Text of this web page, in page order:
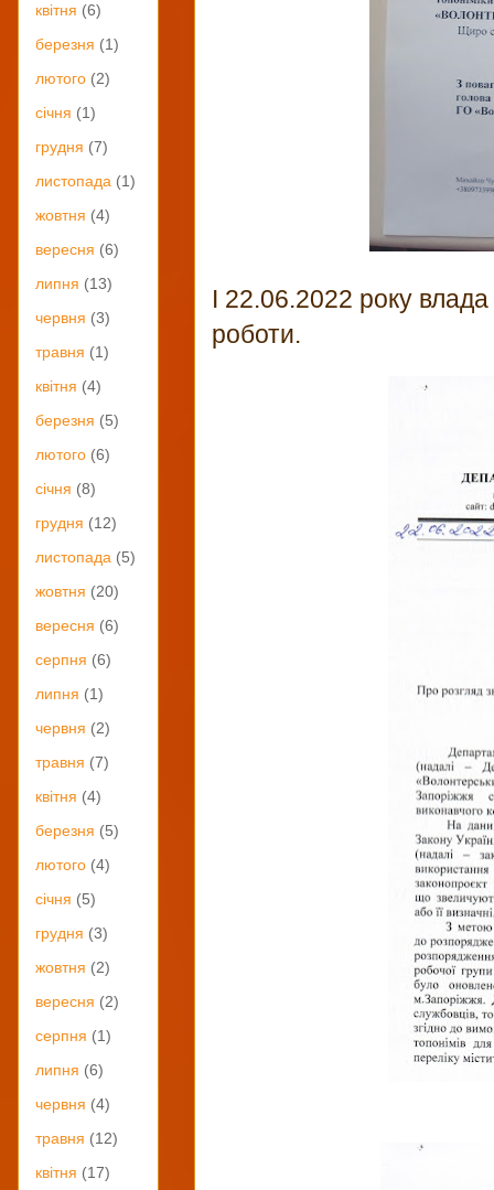
І 22.06.2022 року
роботи.
квітня (6)
березня (1)
лютого (2)
січня (1)
грудня (7)
листопада (1)
жовтня (4)
вересня (6)
липня (13)
червня (3)
травня (1)
квітня (4)
березня (5)
лютого (6)
січня (8)
грудня (12)
листопада (5)
жовтня (20)
вересня (6)
серпня (6)
липня (1)
червня (2)
травня (7)
квітня (4)
березня (5)
лютого (4)
січня (5)
грудня (3)
жовтня (2)
вересня (2)
серпня (1)
липня (6)
червня (4)
травня (12)
квітня (17)